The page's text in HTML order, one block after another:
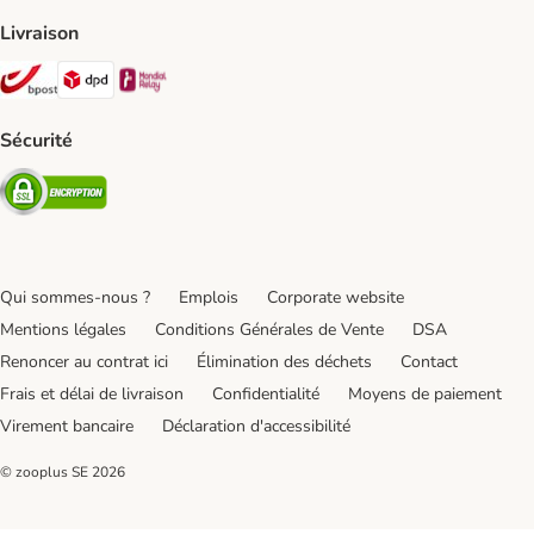
Livraison
Bpost Shipping Method
DPD Shipping Method
Sécurité
Security
Qui sommes-nous ? Emplois
Corporate website
Mentions légales
Conditions Générales de Vente
DSA
Renoncer au contrat ici
Élimination des déchets
Contact
Frais et délai de livraison
Confidentialité
Moyens de paiement
Virement bancaire
Déclaration d'accessibilité
© zooplus SE 2026